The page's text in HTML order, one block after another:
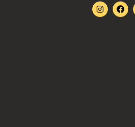
I
n
F
a